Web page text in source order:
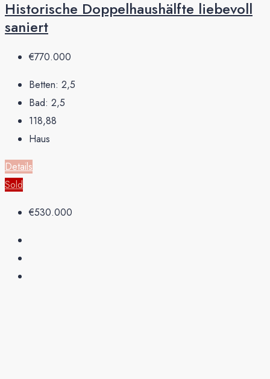
Historische Doppelhaushälfte liebevoll
saniert
€770.000
Betten: 2,5
Bad: 2,5
118,88
Haus
Details
Sold
€530.000